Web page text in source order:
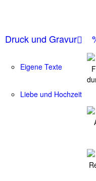
Druck und Gravur
Eigene Texte
Liebe und Hochzeit